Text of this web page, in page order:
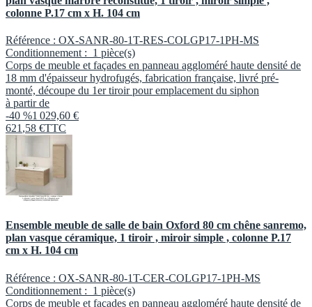
colonne P.17 cm x H. 104 cm
Référence : OX-SANR-80-1T-RES-COLGP17-1PH-MS
Conditionnement : 1 pièce(s)
Corps de meuble et façades en panneau aggloméré haute densité de
18 mm d'épaisseur hydrofugés, fabrication française, livré pré-
monté, découpe du 1er tiroir pour emplacement du siphon
à partir de
-40 %1 029,60 €
621 ,58 €TTC
Ensemble meuble de salle de bain Oxford 80 cm chêne sanremo,
plan vasque céramique, 1 tiroir , miroir simple , colonne P.17
cm x H. 104 cm
Référence : OX-SANR-80-1T-CER-COLGP17-1PH-MS
Conditionnement : 1 pièce(s)
Corps de meuble et façades en panneau aggloméré haute densité de